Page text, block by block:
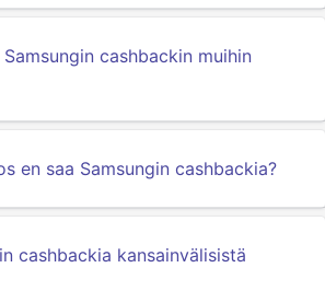
cashbackin muihin
en saa Samsungin cashbackia?
cashbackia kansainvälisistä